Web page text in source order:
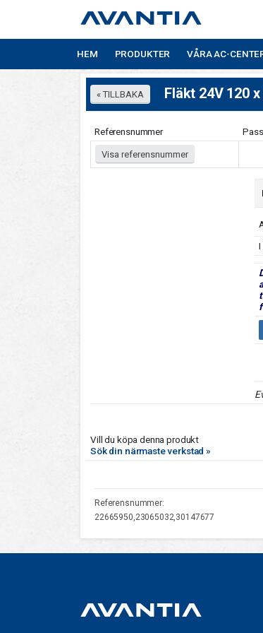
HEM PRODUKTER VÅRA AC-
Fläkt 24V 120
Referensnummer
Visa referensnummer
I
Vill du köpa denna produkt
Sök din närmaste verkstad »
Referensnummer:
22665950,23065032,30147677